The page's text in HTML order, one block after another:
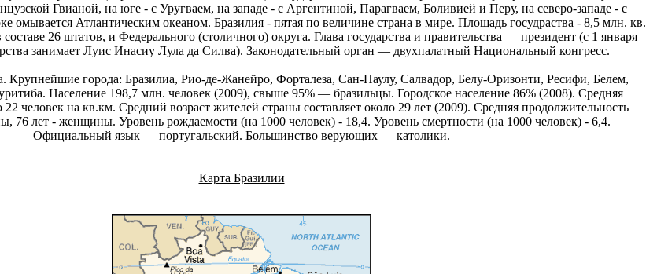
Гвианой, на юге - с Уругваем, на западе - с Аргентиной, Парагваем, Боливией и Перу, на северо-западе - с
омывается Атлантическим океаном. Бразилия - пятая по величине страна в мире. Площадь госудраства - 8,5 млн. кв.
26 штатов, и Федерального (столичного) округа. Глава государства и правительства — президент (с 1 января
занимает Луис Инасиу Лула да Силва). Законодательный орган — двухпалатный Национальный конгресс.
Крупнейшие города: Бразилиа, Рио-де-Жанейро, Форталеза, Сан-Паулу, Салвадор, Белу-Оризонти, Ресифи, Белем,
Население 198,7 млн. человек (2009), свыше 95% — бразильцы. Городское население 86% (2008). Средняя
22 человек на кв.км. Средний возраст жителей страны составляет около 29 лет (2009). Средняя продолжительность
76 лет - женщины. Уровень рождаемости (на 1000 человек) - 18,4. Уровень смертности (на 1000 человек) - 6,4.
Официальный язык — португальский. Большинство верующих — католики.
Карта Бразилии